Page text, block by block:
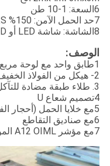
6السعة: 1-10 طن
7حد الحمل الآمن: 150% F.S
8الشاشة: شاشة LED أو LCD
الوصف:
1طابق واحد مع لوحة مربع 4-6 ملم أو لوحة ناعمة
2- هيكل من الفولاذ الخفيف
3. طلاء طبقة مضادة للتآكل ومضادة للصدأ
4تصميم شعاع U
5مع خلايا الحمل (أحجار الفولاذ)
6مع صناديق التقاطع
7مع مؤشر A12 OIML الموافقة أو مؤشر Caisun اختياري.